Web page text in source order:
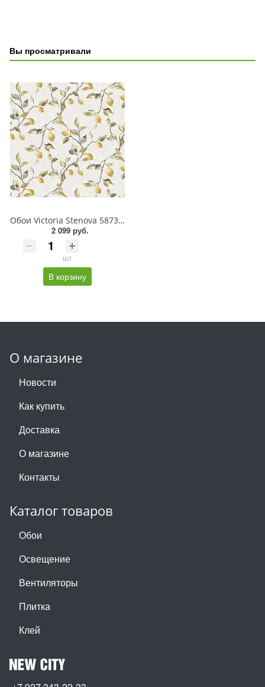
Вы просматривали
Обои Victoria Stenova 587361 LEMON/ЛИМОН
2 099 руб.
шт
В корзину
О магазине
Новости
Как купить
Доставка
О магазине
Контакты
Каталог товаров
Обои
Освещение
Вентиляторы
Плитка
Клей